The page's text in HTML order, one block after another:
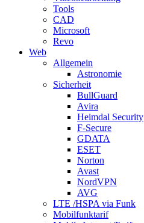
Tools
CAD
Microsoft
Revo
Web
Allgemein
Astronomie
Sicherheit
BullGuard
Avira
Heimdal Security
F-Secure
GDATA
ESET
Norton
Avast
NordVPN
AVG
LTE /HSPA via Funk
Mobilfunktarif